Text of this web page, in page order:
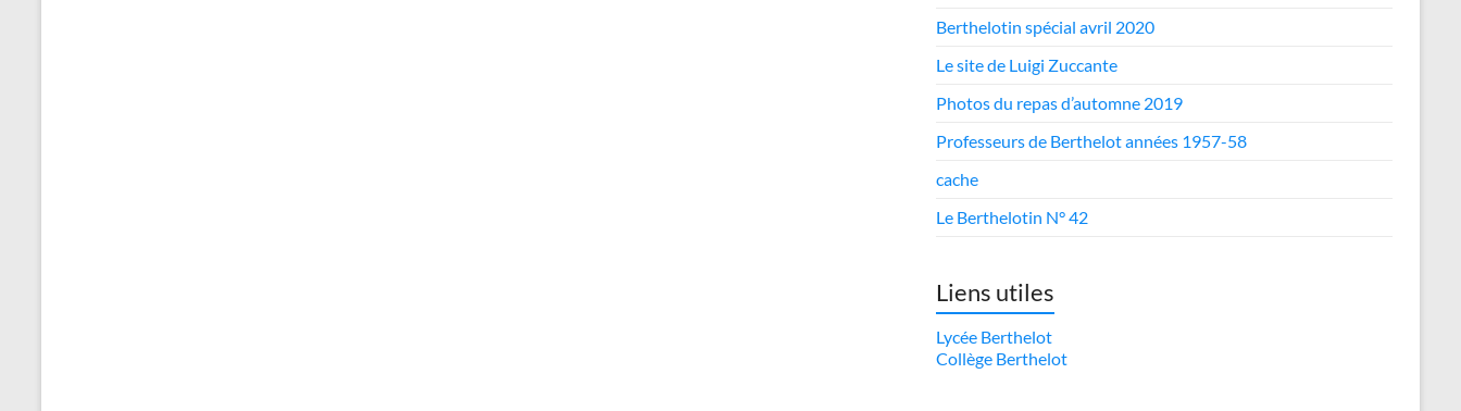
Berthelotin spécial avril 2020
Le site de Luigi Zuccante
Photos du repas d’automne 2019
Professeurs de Berthelot années 1957-58
cache
Le Berthelotin N° 42
Liens utiles
Lycée Berthelot
Collège Berthelot